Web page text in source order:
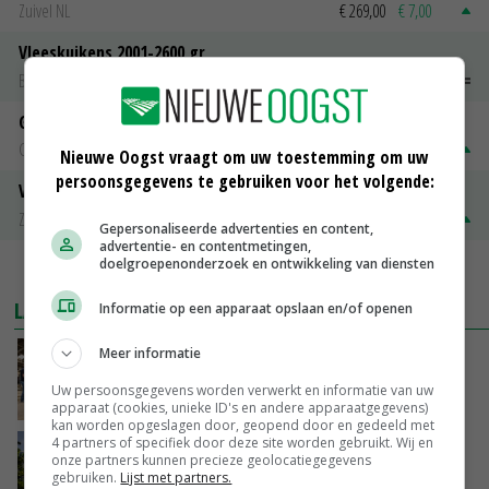
Zuivel NL € 269,00 € 7,00
Vleeskuikens 2001-2600 gr
Barneveld
Gerst
Groningen
€ 197,00 € 2,00
Volle melkpoeder
Zuivel NL
€ 345,00
MEER MARKTPRIJZEN
LAATSTE NIEUWS
Na jarenlang meten willen Zuid-Hollandse
boeren nu erkenning
VANDAAG, 07:00
Kamervragen over onttrekkingsverbod,
minister spreekt van ‘ondernemersrisico’
Nieuwe Oogst vraagt om uw toestemming om uw
persoonsgegevens te gebruiken voor het volgende:
Gepersonaliseerde advertenties en content,
advertentie- en contentmetingen,
doelgroepenonderzoek en ontwikkeling van diensten
Informatie op een apparaat opslaan en/of openen
Meer informatie
Uw persoonsgegevens worden verwerkt en informatie van uw
apparaat (cookies, unieke ID's en andere apparaatgegevens)
kan worden opgeslagen door, geopend door en gedeeld met
4 partners of specifiek door deze site worden gebruikt. Wij en
onze partners kunnen precieze geolocatiegegevens
gebruiken. Lijst met partners.